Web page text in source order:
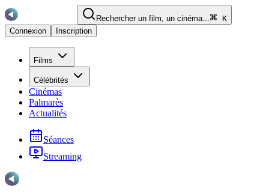
Rechercher un film, un cinéma...
K
Connexion
Inscription
Films
Célébrités
Cinémas
Palmarès
Actualités
Séances
Streaming